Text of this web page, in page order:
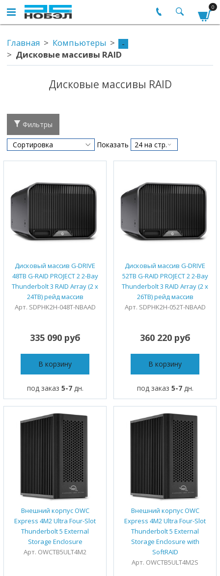
0
Главная Компьютеры
-
Дисковые массивы RAID
Дисковые массивы RAID
Фильтры
Показать
Дисковый массив G-DRIVE
48TB G-RAID PROJECT 2 2-Bay
Thunderbolt 3 RAID Array (2 x
24TB) рейд массив
Арт. SDPHK2H-048T-NBAAD
335 090 руб
В корзину
под заказ 5-7дн.
Дисковый массив G-DRIVE
52TB G-RAID PROJECT 2 2-Bay
Thunderbolt 3 RAID Array (2 x
26TB) рейд массив
Арт. SDPHK2H-052T-NBAAD
360 220 руб
В корзину
под заказ 5-7дн.
Внешний корпус OWC
Express 4M2 Ultra Four-Slot
Thunderbolt 5 External
Storage Enclosure
Арт. OWCTB5ULT4M2
Внешний корпус OWC
Express 4M2 Ultra Four-Slot
Thunderbolt 5 External
Storage Enclosure with
SoftRAID
Арт. OWCTB5ULT4M2S